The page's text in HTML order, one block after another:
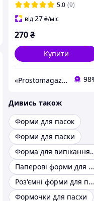
5.0 (9)
від27₴/міс
270₴
Купити
«Prostomagazin»
Дивись також
Форми для пасок
Форми для паски
Форма для
Паперові форми для пасок великдень
Роз'ємні форми для пасок
Формочки для пасхи